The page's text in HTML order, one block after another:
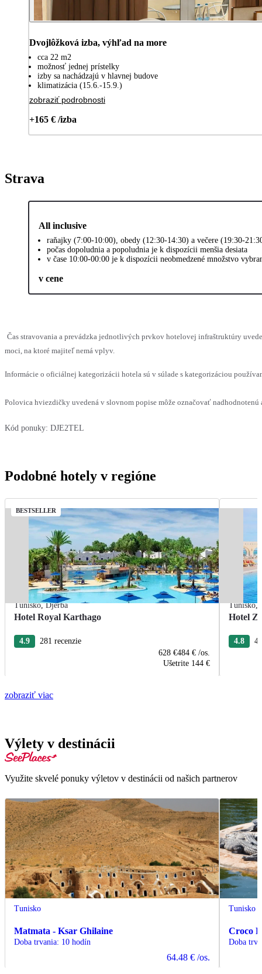
Dvojlôžková izba, výhľad na more
cca 22 m2
možnosť jednej prístelky
izby sa nachádzajú v hlavnej budove
klimatizácia (15.6.-15.9.)
zobraziť podrobnosti
+165 € /izba
Strava
All inclusive
raňajky (7:00-10:00), obedy (12:30-14:30) a večere (19:30-
počas dopoludnia a popoludnia je k dispozícii menšia desiata
v čase 10:00-00:00 je k dispozícii neobmedzené množstvo
v cene
Čas stravovania a prevádzka jednotlivých prvkov hotelovej infraštruktúry
moci, na ktoré majiteľ nemá vplyv.
Informácie o oficiálnej kategorizácii hotela sú v súlade s kategorizáciou
Polovica hviezdičky uvedená v slovnom popise môže označovať
Kód ponuky: DJE2TEL
Podobné hotely v regióne
BESTSELLER
Tunisko,Djerba
Hotel Royal Karthago
4.9
281 recenzie
628 €484 € /os.
Ušetrite 144 €
Tunisko,
Hotel
4.8
zobraziť viac
Výlety v destinácii
Využite skvelé ponuky výletov v destinácii od našich partnerov
Tunisko
Matmata - Ksar Ghilaine
Doba trvania: 10 hodín
64.48 € /os.
Tunisko
Croco
Doba